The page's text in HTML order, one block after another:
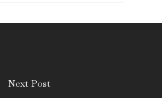
Next Post